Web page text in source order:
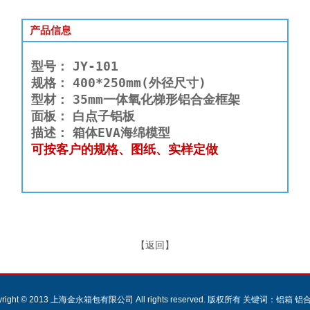
产品信息
型号：
JY-101
规格：
400*250mm(外径尺寸)
型材：
35mm一体氧化梯形铝合金框架
面板：
白点子铝板
描述：
箱体EVA海绵模型
可按客户的规格、图纸、实样定做
【返回 】
© 2013 上海金永箱包有限公司 All rights reserved. 版权所有 关键词：铝箱 铝